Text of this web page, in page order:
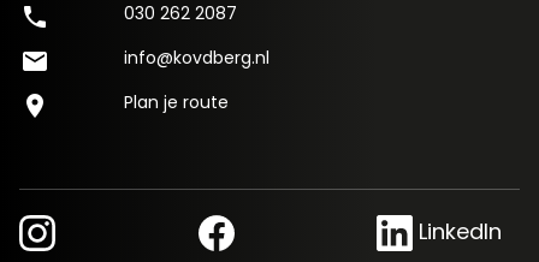
phone 030 262 2087
mail info@kovdberg.nl
location_on Plan je route
LinkedIn